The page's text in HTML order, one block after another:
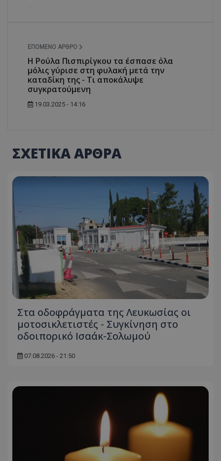
ΕΠΌΜΕΝΟ ΆΡΘΡΟ
Η Ρούλα Πισπιρίγκου τα έσπασε όλα
μόλις γύρισε στη φυλακή μετά την
καταδίκη της - Τι αποκάλυψε
συγκρατούμενη
19.03.2025 - 14:16
ΣΧΕΤΙΚΑ ΑΡΘΡΑ
Στα οδοφράγματα της Λευκωσίας οι
μοτοσικλετιστές - Συγκίνηση στο
οδοιπορικό Ισαάκ-Σολωμού
07.08.2026 - 21:50